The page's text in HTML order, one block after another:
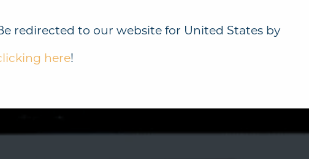
redirected to our website for United States by
here!